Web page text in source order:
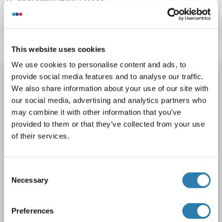
This website uses cookies
We use cookies to personalise content and ads, to
provide social media features and to analyse our traffic.
We also share information about your use of our site with
our social media, advertising and analytics partners who
may combine it with other information that you’ve
provided to them or that they’ve collected from your use
of their services.
Selection
Necessary
Preferences
Détails
ARPC2 anticorps (N-Term)
ARPC2 Reactivité: Humain, Souris, Rat, Boeuf (Vache), Lapin, Cobaye, Cheval, Hamster, Singe, Porc, Xenopus laevis
WB
Hôte: Lapin
Polyclonal unconjugated
1 image